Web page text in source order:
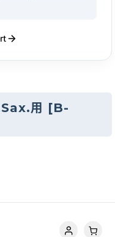
用 [B-